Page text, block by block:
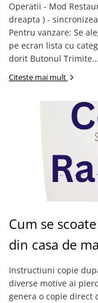
Operatii - Mod
dreapta ) -
Pentru vanzare: Se
pe ecran lista cu
dorit Butonul Trimite...
Citeste mai mult
Cum se
din casa de
Instructiuni copie
diverse motive ai
genera o copie direct